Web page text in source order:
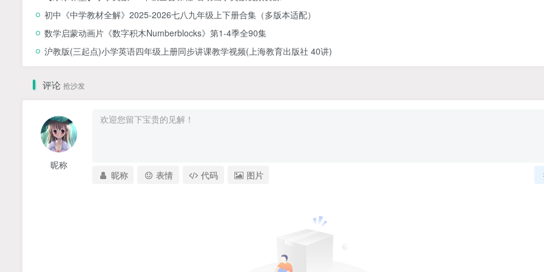
初中《中学教材全解》2025-2026七八九年级上下册合集（多版本适配）
数学启蒙动画片《数字积木Numberblocks》第1-4季全90集
沪教版(三起点)小学英语四年级上册同步讲课教学视频(上海教育出版社 40讲)
评论 抢沙发
昵称
昵称 表情 代码 图片